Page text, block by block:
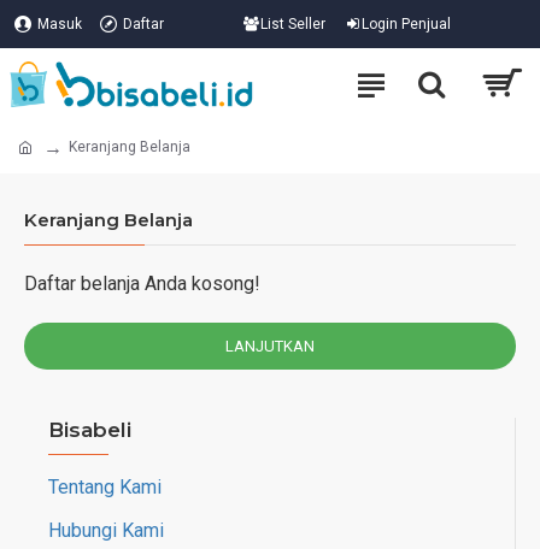
Masuk Daftar List Seller Login Penjual
Keranjang Belanja
Keranjang Belanja
Daftar belanja Anda kosong!
LANJUTKAN
Bisabeli
Tentang Kami
Hubungi Kami